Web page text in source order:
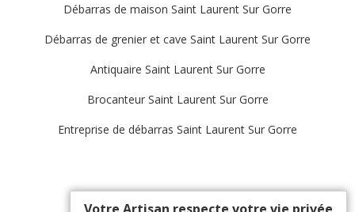
Débarras de maison Saint Laurent Sur Gorre
Débarras de grenier et cave Saint Laurent Sur Gorre
Antiquaire Saint Laurent Sur Gorre
Brocanteur Saint Laurent Sur Gorre
Entreprise de débarras Saint Laurent Sur Gorre